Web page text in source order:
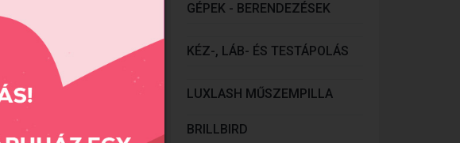
GÉPEK - BERENDEZÉSEK
KÉZ-, LÁB- ÉS TESTÁPOLÁS
LUXLASH MŰSZEMPILLA
BRILLBIRD